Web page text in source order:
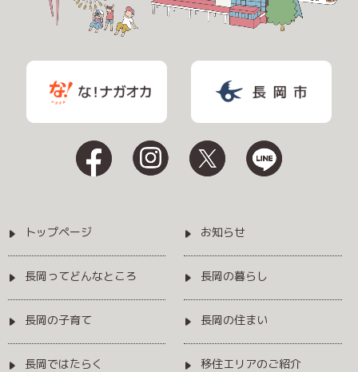
トップページ
長岡ってどんなところ
長岡の子育て
長岡ではたらく
お知らせ
長岡の暮らし
長岡の住まい
移住エリアのご紹介